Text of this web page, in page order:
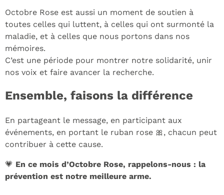
Octobre Rose est aussi un moment de soutien à
toutes celles qui luttent, à celles qui ont surmonté la
maladie, et à celles que nous portons dans nos
mémoires.
C’est une période pour montrer notre solidarité, unir
nos voix et faire avancer la recherche.
Ensemble, faisons la différence
En partageant le message, en participant aux
événements, en portant le ruban rose 🎀, chacun peut
contribuer à cette cause.
💗 En ce mois d’Octobre Rose, rappelons-nous : la
prévention est notre meilleure arme.